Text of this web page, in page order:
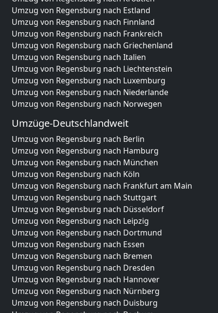
Umzug von Regensburg nach Estland
Umzug von Regensburg nach Finnland
Umzug von Regensburg nach Frankreich
Umzug von Regensburg nach Griechenland
Umzug von Regensburg nach Italien
Umzug von Regensburg nach Liechtenstein
Umzug von Regensburg nach Luxemburg
Umzug von Regensburg nach Niederlande
Umzug von Regensburg nach Norwegen
Umzüge-Deutschlandweit
Umzug von Regensburg nach Berlin
Umzug von Regensburg nach Hamburg
Umzug von Regensburg nach München
Umzug von Regensburg nach Köln
Umzug von Regensburg nach Frankfurt am Main
Umzug von Regensburg nach Stuttgart
Umzug von Regensburg nach Düsseldorf
Umzug von Regensburg nach Leipzig
Umzug von Regensburg nach Dortmund
Umzug von Regensburg nach Essen
Umzug von Regensburg nach Bremen
Umzug von Regensburg nach Dresden
Umzug von Regensburg nach Hannover
Umzug von Regensburg nach Nürnberg
Umzug von Regensburg nach Duisburg